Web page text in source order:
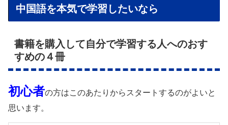
中国語を本気で学習したいなら
書籍を購入して自分で学習する人へのおす
すめの４冊
初心者の方はこのあたりからスタートするのがよいと
思います。